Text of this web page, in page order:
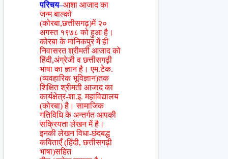
परिचय–आशा आजाद का
जन्म बाल्को
(कोरबा,छत्तीसगढ़)में २०
अगस्त १९७८ को हुआ है।
कोरबा के मानिकपुर में ही
निवासरत श्रीमती आजाद को
हिंदी,अंग्रेजी व छत्तीसगढ़ी
भाषा का ज्ञान है। एम.टेक.
(व्यवहारिक भूविज्ञान)तक
शिक्षित श्रीमती आजाद का
कार्यक्षेत्र-शा.इ. महाविद्यालय
(कोरबा) है। सामाजिक
गतिविधि के अन्तर्गत आपकी
सक्रियता लेखन में है।
इनकी लेखन विधा-छंदबद्ध
कविताएँ (हिंदी, छत्तीसगढ़ी
भाषा)सहित